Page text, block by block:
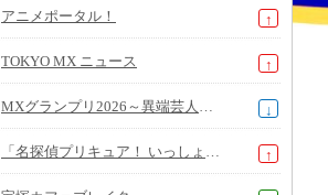
アニメポータル！ ↑
TOKYO MX ニュース ↑
MXグランプリ2026～異端芸人決定戦～ ↓
「名探偵プリキュア！ いっしょになぞとき！はなまるかいけつフェスティバル！」大特集SP ↑